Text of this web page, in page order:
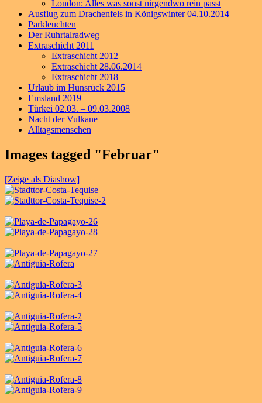
London: Alles was sonst nirgendwo rein passt
Ausflug zum Drachenfels in Königswinter 04.10.2014
Parkleuchten
Der Ruhrtalradweg
Extraschicht 2011
Extraschicht 2012
Extraschicht 28.06.2014
Extraschicht 2018
Urlaub im Hunsrück 2015
Emsland 2019
Türkei 02.03. – 09.03.2008
Nacht der Vulkane
Alltagsmenschen
Images tagged "Februar"
[Zeige als Diashow]